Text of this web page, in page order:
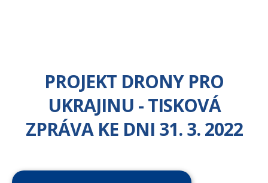
PROJEKT DRONY PRO
UKRAJINU - TISKOVÁ
ZPRÁVA KE DNI 31. 3. 2022